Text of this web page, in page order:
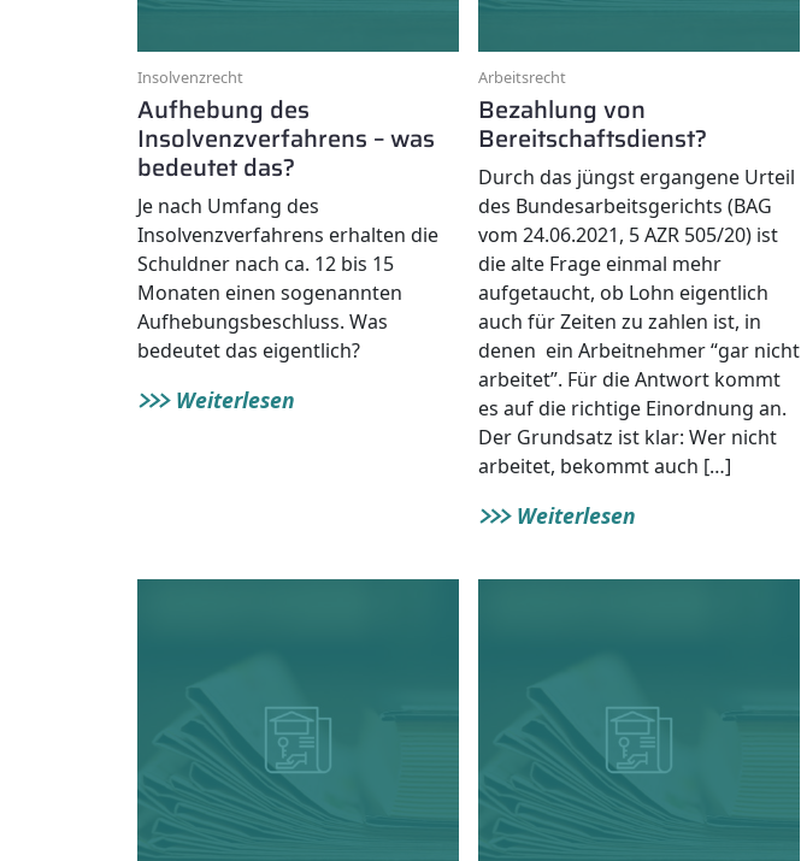
Insolvenzrecht
Aufhebung des
Insolvenzverfahrens – was
bedeutet das?
Je nach Umfang des
Insolvenzverfahrens erhalten die
Schuldner nach ca. 12 bis 15
Monaten einen sogenannten
Aufhebungsbeschluss. Was
bedeutet das eigentlich?
Weiterlesen
Arbeitsrecht
Bezahlung von
Bereitschaftsdienst?
Durch das jüngst ergangene Urteil
des Bundesarbeitsgerichts (BAG
vom 24.06.2021, 5 AZR 505/20) ist
die alte Frage einmal mehr
aufgetaucht, ob Lohn eigentlich
auch für Zeiten zu zahlen ist, in
denen ein Arbeitnehmer “gar nicht
arbeitet”. Für die Antwort kommt
es auf die richtige Einordnung an.
Der Grundsatz ist klar: Wer nicht
arbeitet, bekommt auch […]
Weiterlesen